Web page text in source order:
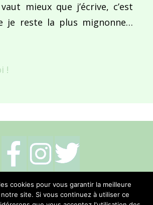
mieux que j’écrive, c’est
je reste la plus mignonne…
!
- Politique de cookies-
Me contacter
cookies pour vous garantir la meilleure
site. Si vous continuez à utiliser ce